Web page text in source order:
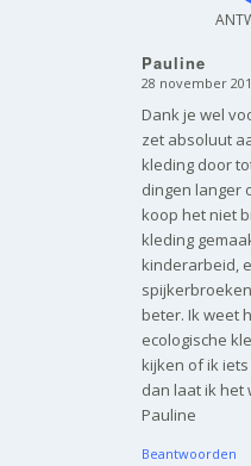
Pauline
zegt:
28 november
Dank je wel
zet absoluut
kleding door
dingen langer
koop het niet
kleding
kinderarbeid,
beter. Ik weet
ecologische
kijken of ik
dan laat ik het
Pauline
Beantwoorden